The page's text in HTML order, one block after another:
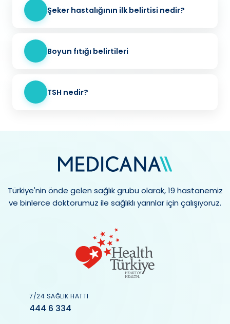
Şeker hastalığının ilk belirtisi nedir?
Boyun fıtığı belirtileri
TSH nedir?
Türkiye'nin önde gelen sağlık grubu olarak, 19 hastanemiz
ve binlerce doktorumuz ile sağlıklı yarınlar için çalışıyoruz.
7/24 SAĞLIK HATTI
444 6 334